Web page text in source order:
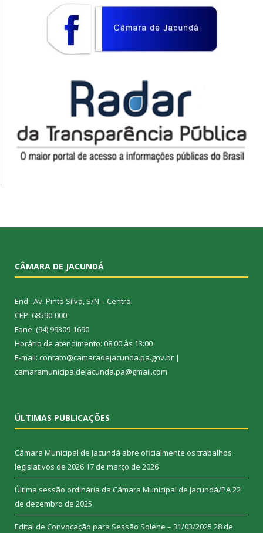
CÂMARA DE JACUNDÁ
End.: Av. Pinto Silva, S/N – Centro
CEP: 68590-000
Fone: (94) 99309-1690
Horário de atendimento: 08:00 às 13:00
E-mail: contato@camaradejacunda.pa.gov.br |
camaramunicipaldejacunda.pa@gmail.com
ÚLTIMAS PUBLICAÇÕES
Câmara Municipal de Jacundá abre oficialmente os trabalhos
legislativos de 2026 17 de março de 2026
Última sessão ordinária da Câmara Municipal de Jacundá/PA22
de dezembro de 2025
Edital de Convocação para Sessão Solene – 31/03/2025 28 de